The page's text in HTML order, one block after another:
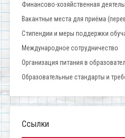
Финансово-хозяйственная
Вакантные места для приёма
Стипендии и меры поддержки
Международное сотрудничество
Организация питания в
Образовательные стандарты и
Ссылки